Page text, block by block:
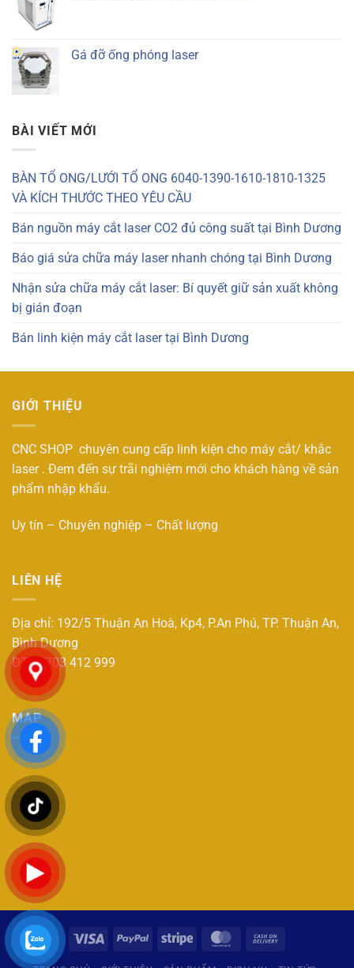
Gá đỡ ống phóng laser
BÀI VIẾT MỚI
BÀN TỔ ONG/LƯỚI TỔ ONG 6040-1390-1610-1810-1325
VÀ KÍCH THƯỚC THEO YÊU CẦU
Bán nguồn máy cắt laser CO2 đủ công suất tại Bình Dương
Báo giá sửa chữa máy laser nhanh chóng tại Bình Dương
Nhận sửa chữa máy cắt laser: Bí quyết giữ sản xuất không
bị gián đoạn
Bán linh kiện máy cắt laser tại Bình Dương
GIỚI THIỆU
CNC SHOP chuyên cung cấp linh kiện cho máy cắt/ khắc
laser . Đem đến sự trãi nghiệm mới cho khách hàng về sản
phẩm nhập khẩu.
Uy tín – Chuyên nghiệp – Chất lượng
LIÊN HỆ
Địa chỉ: 192/5 Thuận An Hoà, Kp4, P.An Phú, TP. Thuận An,
Bình Dương
ĐT : 0703 412 999
MAP